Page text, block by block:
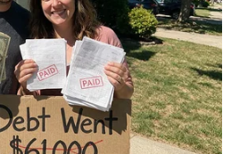
trong vụ vây xe chở
phố Biên Hòa (Đồng Nai) đã
cấp đối với Nguyễn Văn Căn